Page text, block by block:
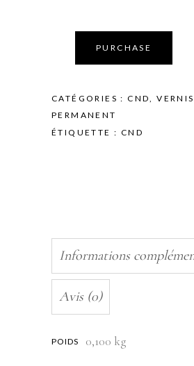
PURCHASE
CATÉGORIES :CND,
PERMANENT
ÉTIQUETTE : CND
Informations
Avis (0)
POIDS 0,100 kg